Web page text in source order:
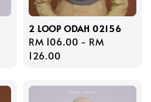
2 LOOP ODAH 02156
Regular
price
RM 106.00 - RM
126.00